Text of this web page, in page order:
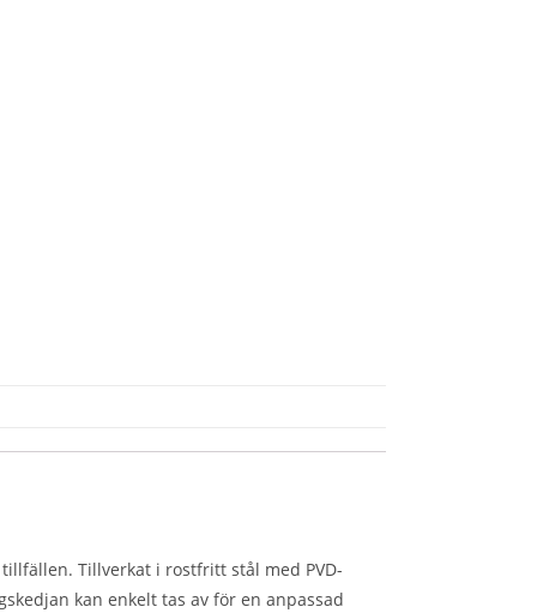
Tillverkat i rostfritt stål med PVD-
kan enkelt tas av för en anpassad